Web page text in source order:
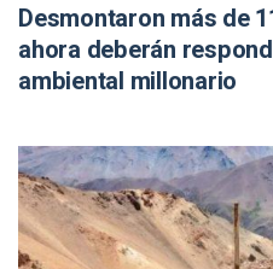
Desmontaron más de
ahora deberán
ambiental millonario